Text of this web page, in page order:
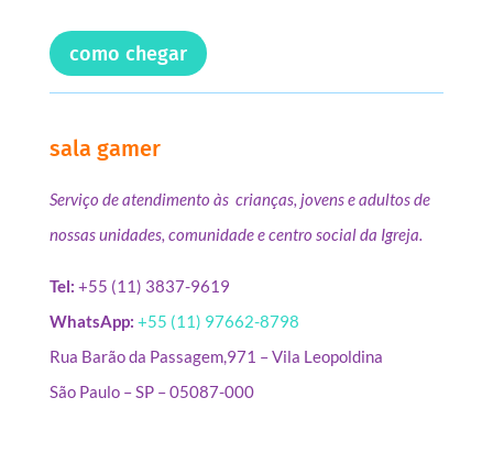
como chegar
sala gamer
Serviço de atendimento às crianças, jovens e adultos de
nossas unidades, comunidade e centro social da Igreja.
Tel: +55 (11) 3837-9619
WhatsApp: +55 (11) 97662-8798
Rua Barão da Passagem,971 – Vila Leopoldina
São Paulo – SP – 05087-000